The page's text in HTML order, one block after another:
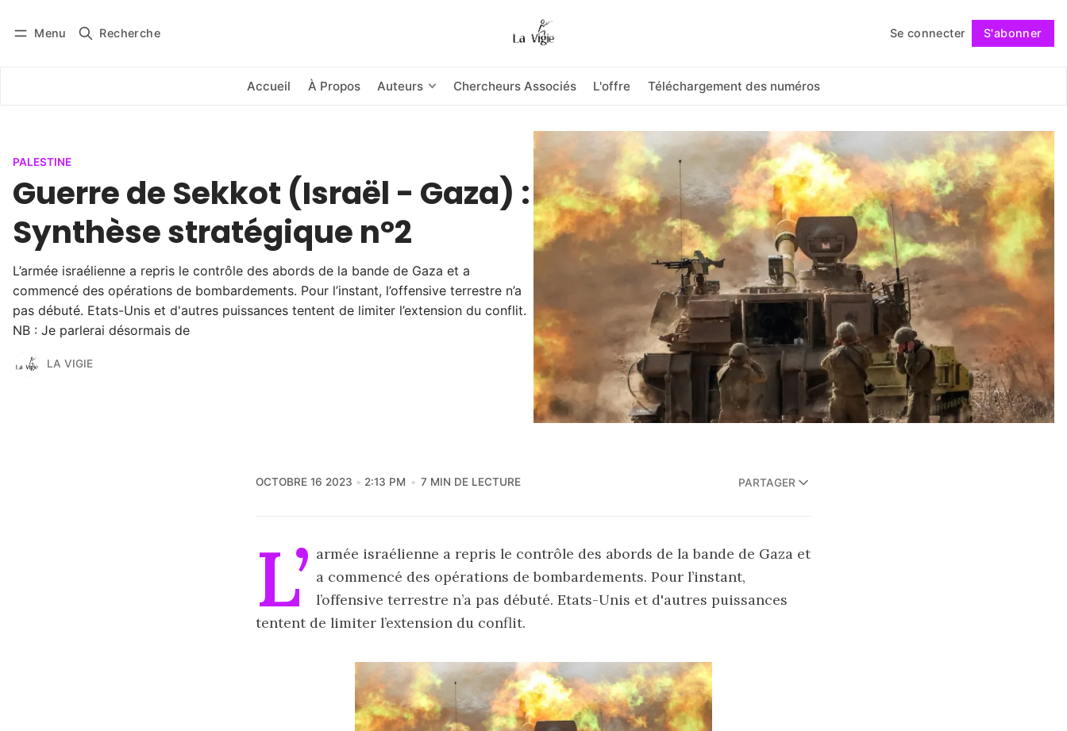
Menu Recherche Se connecter S'abonner
Accueil À Propos Auteurs Chercheurs Associés L'offre Téléchargement des numéros
Se connecter Suivre
PALESTINE
Guerre de Sekkot (Israël - Gaza) :
Synthèse stratégique n°2
L’armée israélienne a repris le contrôle des abords de la bande de Gaza et a
commencé des opérations de bombardements. Pour l’instant, l’offensive terrestre n’a
pas débuté. Etats-Unis et d'autres puissances tentent de limiter l’extension du conflit.
NB : Je parlerai désormais de
LA VIGIE
OCTOBRE 16 2023 2:13 PM 7 MIN DE LECTURE PARTAGER
L’ armée israélienne a repris le contrôle des abords de la bande de Gaza et
a commencé des opérations de bombardements. Pour l’instant,
l’offensive terrestre n’a pas débuté. Etats-Unis et d'autres puissances
tentent de limiter l’extension du conflit.